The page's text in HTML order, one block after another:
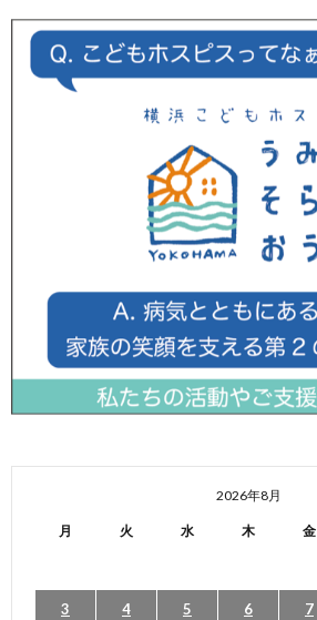
2026年8月
月 火 水 木 金
3 4 5 6 7